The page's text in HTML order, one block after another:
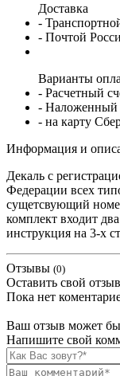
Доставка
-
- Почтой
Варианты
- Расчетный
- Наложенный
- на карту
Информация и
Декаль с
Федерации всех
сущетсвующий
комплект входит
инструкция на 3-х
Отзывы (0)
Оставить свой
Пока нет
Ваш отзыв может
Напишите свой